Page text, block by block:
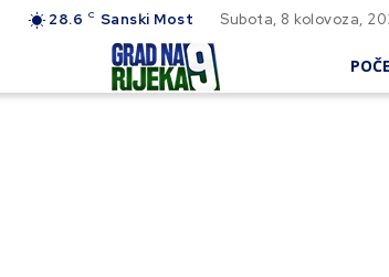
28.6 C Sanski Most Subota, 8 kolovoza,